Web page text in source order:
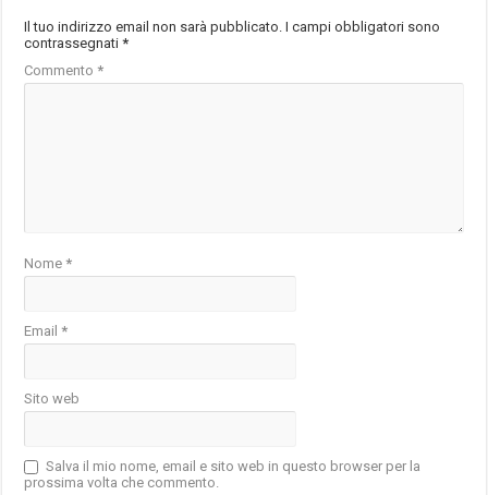
Il tuo indirizzo email non sarà pubblicato. I campi obbligatori sono
contrassegnati*
Commento*
Nome*
Email*
Sito web
Salva il mio nome, email e sito web in questo browser per la
prossima volta che commento.